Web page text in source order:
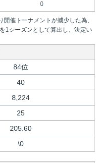
0
催トーナメントが減少した為、
1シーズンとして算出し、決定い
84位
40
8,224
25
205.60
\0